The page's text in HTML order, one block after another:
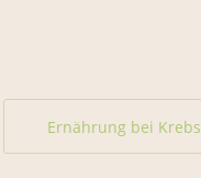
Ernährung bei Krebs